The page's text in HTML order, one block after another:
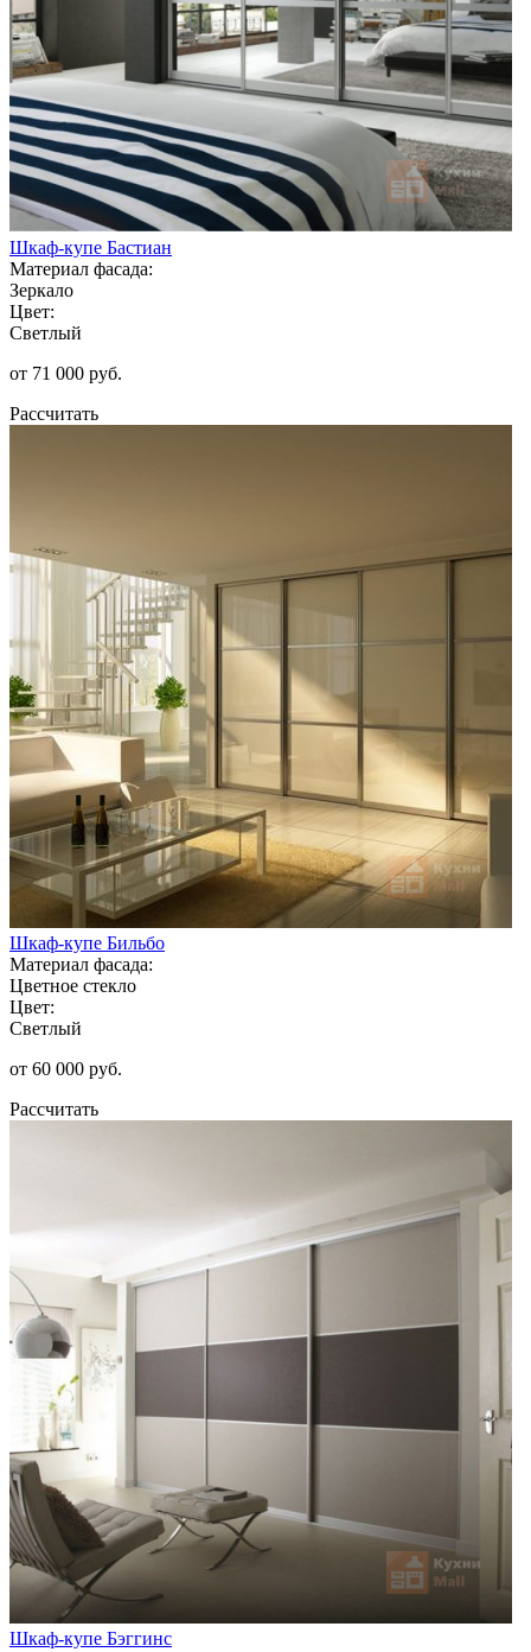
Шкаф-купе Бастиан
Материал фасада:
Зеркало
Цвет:
Светлый
от 71 000 руб.
Рассчитать
Шкаф-купе Бильбо
Материал фасада:
Цветное стекло
Цвет:
Светлый
от 60 000 руб.
Рассчитать
Шкаф-купе Бэггинс